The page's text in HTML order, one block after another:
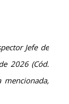
Jefe de
2026 (Cód.